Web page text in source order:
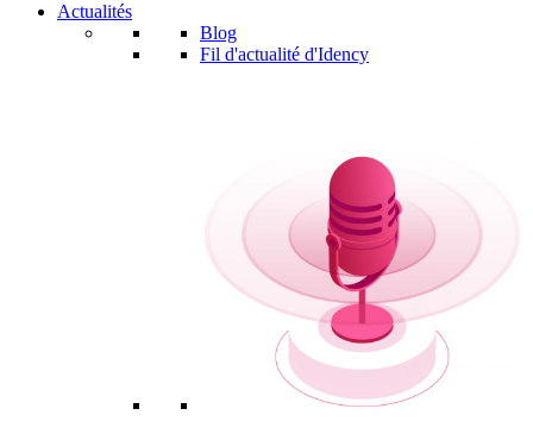
Actualités
Blog
Fil d'actualité d'Idency